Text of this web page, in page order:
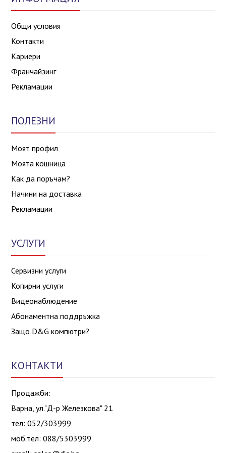
Общи условия
Контакти
Кариери
Франчайзинг
Рекламации
ПОЛЕЗНИ
Моят профил
Моята кошница
Как да поръчам?
Начини на доставка
Рекламации
УСЛУГИ
Сервизни услуги
Копирни услуги
Видеонаблюдение
Абонаментна поддръжка
Защо D&G компютри?
КОНТАКТИ
Продажби:
Варна, ул."Д-р Железкова" 21
тел: 052/303999
моб.тел: 088/5303999